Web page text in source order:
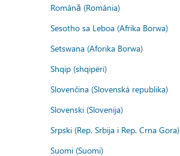
Română (România)
Sesotho sa Leboa (Afrika Borwa)
Setswana (Aforika Borwa)
Shqip (shqipëri)
Slovenčina (Slovenská republika)
Slovenski (Slovenija)
Srpski (Rep. Srbija i Rep. Crna Gora)
Suomi (Suomi)